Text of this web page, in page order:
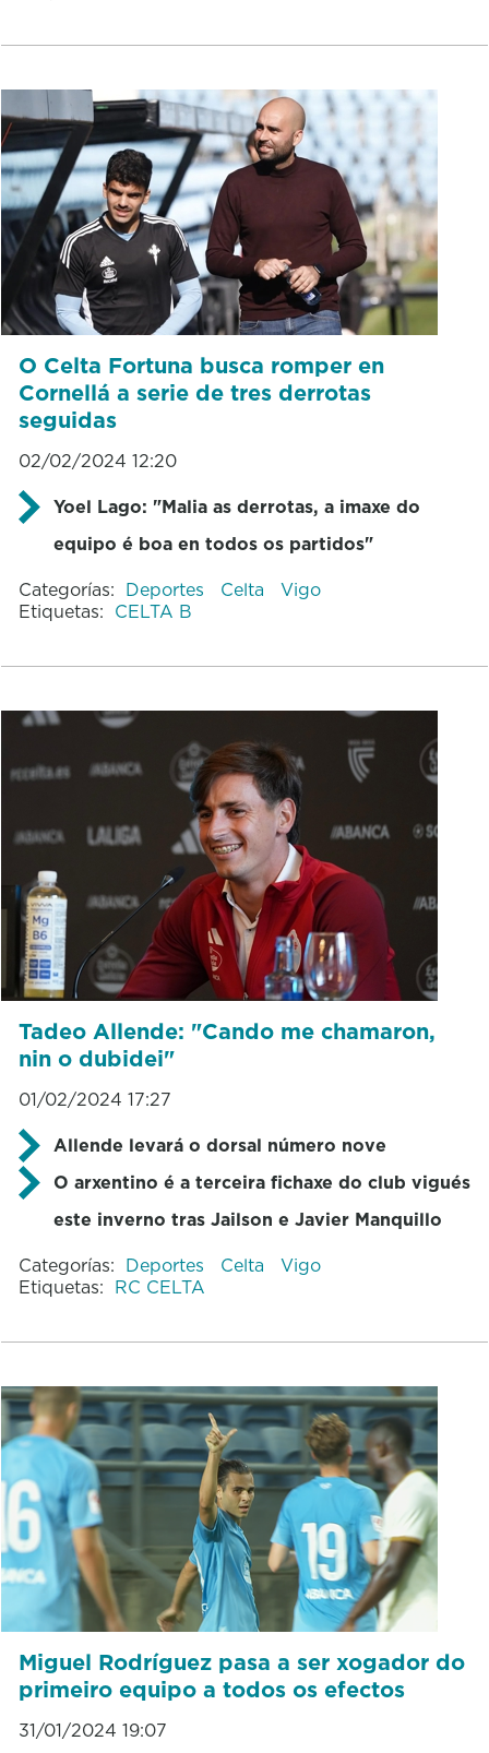
O Celta Fortuna busca romper en
Cornellá a serie de tres derrotas
seguidas
02/02/2024 12:20
Yoel Lago: "Malia as derrotas, a imaxe do
equipo é boa en todos os partidos"
Categorías: Deportes Celta
Vigo
Etiquetas: CELTA B
Tadeo Allende: "Cando me chamaron,
nin o dubidei"
01/02/2024 17:27
Allende levará o dorsal número nove
O arxentino é a terceira fichaxe do club vigués
este inverno tras Jailson e Javier Manquillo
Categorías: Deportes Celta
Vigo
Etiquetas: RC CELTA
Miguel Rodríguez pasa a ser xogador do
primeiro equipo a todos os efectos
31/01/2024 19:07